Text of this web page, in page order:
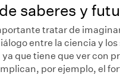
saberes y
tratar de
entre la ciencia y los
que tiene que ver con
por ejemplo, el